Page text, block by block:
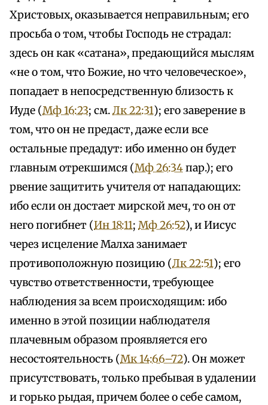
Христовых, оказывается неправильным; его
просьба о том, чтобы Господь не страдал:
здесь он как «сатана», предающийся мыслям
«не о том, что Божие, но что человеческое»,
попадает в непосредственную близость к
Иуде (Мф 16:23; см.Лк 22:31); его заверение в
том, что он не предаст, даже если все
остальные предадут: ибо именно он будет
главным отрекшимся (Мф 26:34пар.); его
рвение защитить учителя от нападающих:
ибо если он достает мирской меч, то он от
него погибнет (Ин 18:11; Мф 26:52), и Иисус
через исцеление Малха занимает
противоположную позицию (Лк 22:51); его
чувство ответственности, требующее
наблюдения за всем происходящим: ибо
именно в этой позиции наблюдателя
плачевным образом проявляется его
несостоятельность (Мк 14:66–72). Он может
присутствовать, только пребывая в удалении
и горько рыдая, причем более о себе самом,